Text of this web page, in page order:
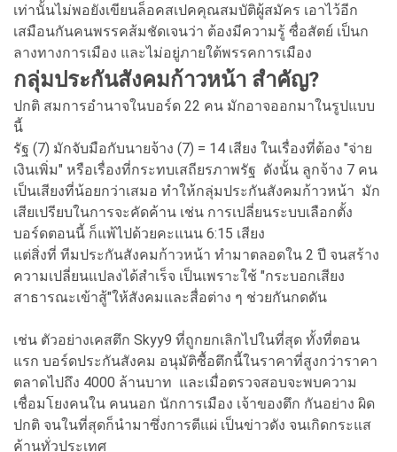
เท่านั้นไม่พอยังเขียนล็อคสเปคคุณสมบัติผู้สมัคร เอาไว้อีก
เสมือนกันคนพรรคส้มชัดเจนว่า ต้องมีความรู้ ซื่อสัตย์ เป็นก
ลางทางการเมือง และไม่อยู่ภายใต้พรรคการเมือง
กลุ่มประกันสังคมก้าวหน้า สำคัญ?
ปกติ สมการอำนาจในบอร์ด 22 คน มักอาจออกมาในรูปแบบ
นี้
รัฐ (7) มักจับมือกับนายจ้าง (7) = 14 เสียง ในเรื่องที่ต้อง "จ่าย
เงินเพิ่ม" หรือเรื่องที่กระทบเสถียรภาพรัฐ ดังนั้น ลูกจ้าง 7 คน
เป็นเสียงที่น้อยกว่าเสมอ ทำให้กลุ่มประกันสังคมก้าวหน้า มัก
เสียเปรียบในการจะคัดค้าน เช่น การเปลี่ยนระบบเลือกตั้ง
บอร์ดตอนนี้ ก็แพ้ไปด้วยคะแนน 6:15 เสียง
แต่สิ่งที่ ทีมประกันสังคมก้าวหน้า ทำมาตลอดใน 2 ปี จนสร้าง
ความเปลี่ยนแปลงได้สำเร็จ เป็นเพราะใช้ "กระบอกเสียง
สาธารณะเข้าสู้"ให้สังคมและสื่อต่าง ๆ ช่วยกันกดดัน
เช่น ตัวอย่างเคสตึก Skyy9 ที่ถูกยกเลิกไปในที่สุด ทั้งที่ตอน
แรก บอร์ดประกันสังคม อนุมัติซื้อตึกนี้ในราคาที่สูงกว่าราคา
ตลาดไปถึง 4000 ล้านบาท และเมื่อตรวจสอบจะพบความ
เชื่อมโยงคนใน คนนอก นักการเมือง เจ้าของตึก กันอย่าง ผิด
ปกติ จนในที่สุดก็นำมาซึ่งการตีแผ่ เป็นข่าวดัง จนเกิดกระแส
ค้านทั่วประเทศ